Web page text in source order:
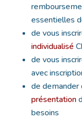
essentielles
de vous
individualisé
de vous
avec
de demander
présentation
besoins